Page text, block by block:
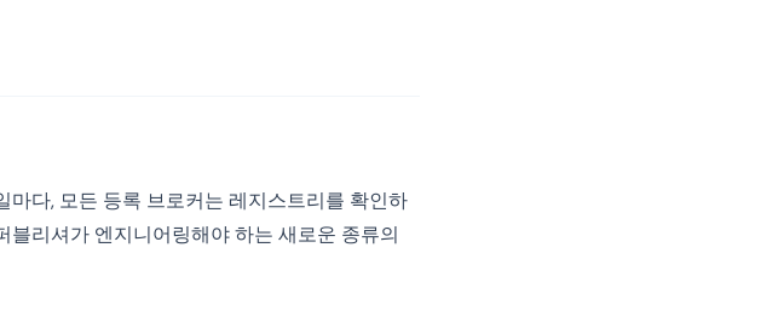
다, 모든 등록 브로커는 레지스트리를 확인하
리셔가 엔지니어링해야 하는 새로운 종류의